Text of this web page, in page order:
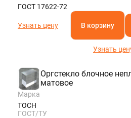
ГОСТ 17622-72
Узнать цену В корзину
Узнать
Оргстекло блочное
матовое
Марка
ТОСН
ГОСТ/ТУ